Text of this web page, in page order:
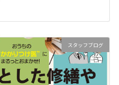
スタッフブログ